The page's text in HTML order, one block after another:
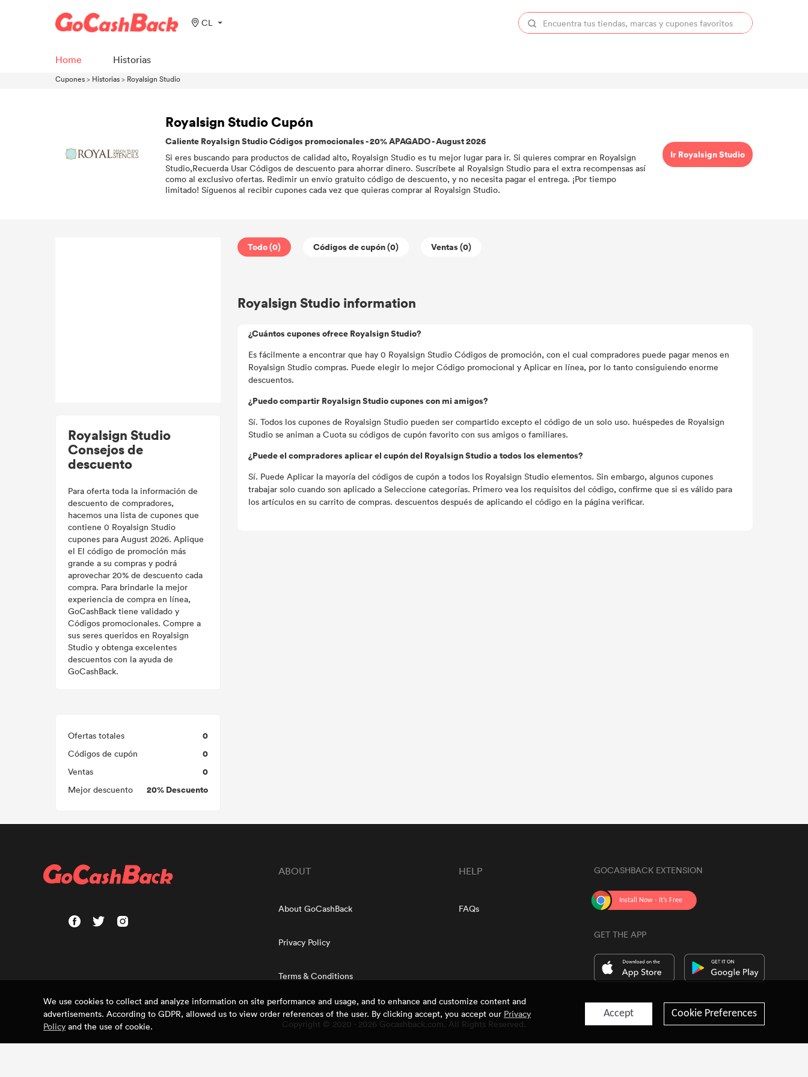
CL
Home Historias
Cupones> Historias> Royalsign Studio
Royalsign Studio Cupón
Caliente Royalsign Studio Códigos promocionales - 20% APAGADO - August 2026
Si eres buscando para productos de calidad alto, Royalsign Studio es tu mejor lugar para ir. Si quieres comprar en Royalsign
Studio,Recuerda Usar Códigos de descuento para ahorrar dinero. Suscríbete al Royalsign Studio para el extra recompensas así
como al exclusivo ofertas. Redimir un envío gratuito código de descuento, y no necesita pagar el entrega. ¡Por tiempo
limitado! Síguenos al recibir cupones cada vez que quieras comprar al Royalsign Studio.
Ir Royalsign Studio
Royalsign Studio
Consejos de
descuento
Para oferta toda la información de
descuento de compradores,
hacemos una lista de cupones que
contiene 0 Royalsign Studio
cupones para August 2026. Aplique
el El código de promoción más
grande a su compras y podrá
aprovechar 20% de descuento cada
compra. Para brindarle la mejor
experiencia de compra en línea,
GoCashBack tiene validado y
Códigos promocionales. Compre a
sus seres queridos en Royalsign
Studio y obtenga excelentes
descuentos con la ayuda de
GoCashBack.
Ofertas totales 0
Códigos de cupón 0
Ventas 0
Mejor descuento 20% Descuento
Todo (0) Códigos de cupón (0) Ventas (0)
Royalsign Studio information
¿Cuántos cupones ofrece Royalsign Studio?
Es fácilmente a encontrar que hay 0 Royalsign Studio Códigos de promoción, con el cual compradores puede pagar menos en
Royalsign Studio compras. Puede elegir lo mejor Código promocional y Aplicar en línea, por lo tanto consiguiendo enorme
descuentos.
¿Puedo compartir Royalsign Studio cupones con mi amigos?
Sí. Todos los cupones de Royalsign Studio pueden ser compartido excepto el código de un solo uso. huéspedes de Royalsign
Studio se animan a Cuota su códigos de cupón favorito con sus amigos o familiares.
¿Puede el compradores aplicar el cupón del Royalsign Studio a todos los elementos?
Sí. Puede Aplicar la mayoría del códigos de cupón a todos los Royalsign Studio elementos. Sin embargo, algunos cupones
trabajar solo cuando son aplicado a Seleccione categorías. Primero vea los requisitos del código, confirme que si es válido para
los artículos en su carrito de compras. descuentos después de aplicando el código en la página verificar.
ABOUT
About GoCashBack
Privacy Policy
Terms & Conditions
HELP
FAQs
GOCASHBACK EXTENSION
GET THE APP
Copyright © 2020 - 2026 Gocashback.com. All Rights Reserved.
We use cookies to collect and analyze information on site performance and usage, and to enhance and customize content and
advertisements. According to GDPR, allowed us to view order references of the user. By clicking accept, you accept our Privacy
Policy and the use of cookie.
Accept Cookie Preferences